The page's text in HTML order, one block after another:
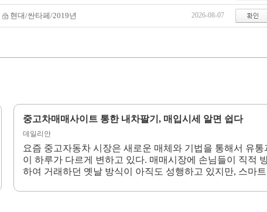
현대/싼타페/2019년 2026-08-07
중고차매매사이트 통한 내차팔기, 매입시세 알면 쉽다
데일리안
요즘 중고자동차 시장은 새로운 매체와 기법을 통해서 유통
이 하루가 다르게 변하고 있다. 매매시장에 손님들이 직적
하여 거래하던 옛날 방식이 아직도 성행하고 있지만, 스마
들이 며칠에 한번씩 장보는 것처럼, 자기 차를 사고 파는 것